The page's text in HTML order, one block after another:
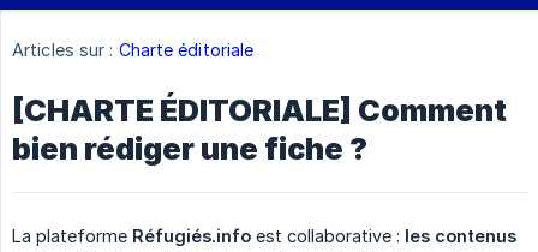
Articles sur : Charte éditoriale
[CHARTE ÉDITORIALE] Comment
bien rédiger une fiche ?
La plateforme Réfugiés.info est collaborative : les contenus